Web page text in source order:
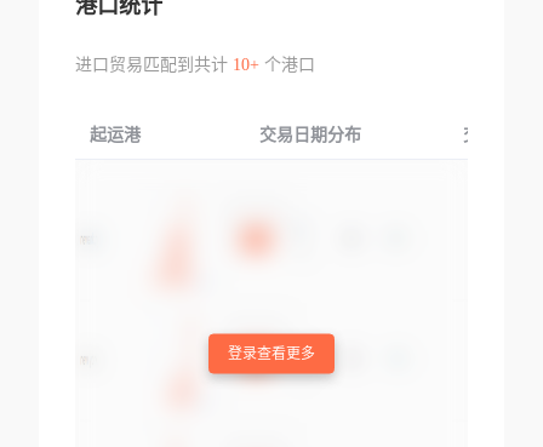
港口统计
进口贸易匹配到共计 10+个港口
起运港 交易日期分布 交易产品
登录查看更多